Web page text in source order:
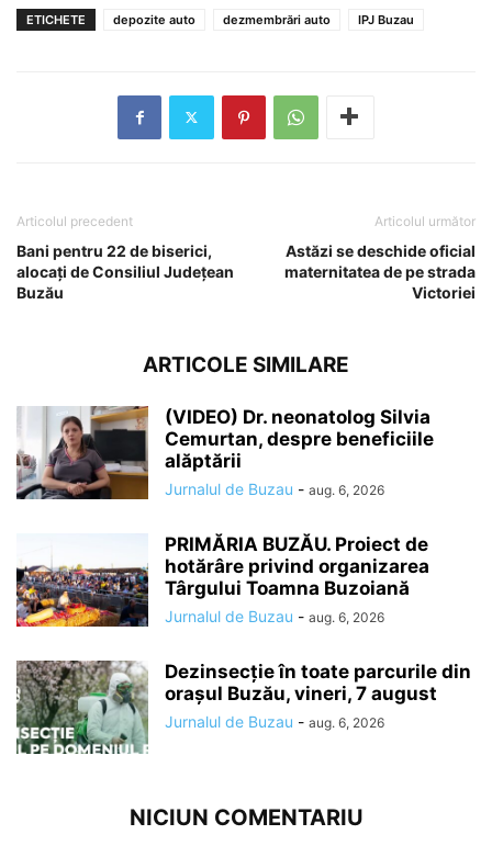
ETICHETE depozite auto dezmembrări auto IPJ Buzau
Articolul precedent
Bani pentru 22 de biserici,
alocaţi de Consiliul Judeţean
Buzău
Articolul următor
Astăzi se deschide oficial
maternitatea de pe strada
Victoriei
ARTICOLE SIMILARE
(VIDEO) Dr. neonatolog Silvia
Cemurtan, despre beneficiile
alăptării
Jurnalul de Buzau - aug. 6, 2026
PRIMĂRIA BUZĂU. Proiect de
hotărâre privind organizarea
Târgului Toamna Buzoiană
Jurnalul de Buzau - aug. 6, 2026
Dezinsecție în toate parcurile din
orașul Buzău, vineri, 7 august
Jurnalul de Buzau - aug. 6, 2026
NICIUN COMENTARIU